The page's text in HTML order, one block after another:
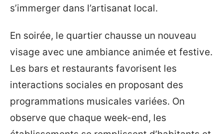
s’immerger dans l’artisanat local.
En soirée, le quartier chausse un nouveau
visage avec une ambiance animée et festive.
Les bars et restaurants favorisent les
interactions sociales en proposant des
programmations musicales variées. On
observe que chaque week-end, les